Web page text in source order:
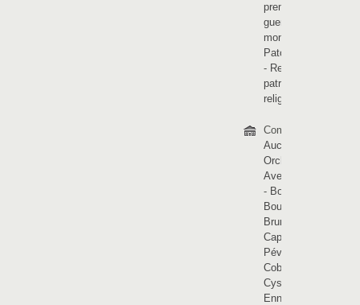
première
guerre
mondiale
Patois picard
- Religions et
patrimoine
religieux
Communes :
Auchy-lez-
Orchies
Avelin
- Bouvignies
Bouvines
Brunehaut
Cappelle-en-
Pévèle
Cobrieux
Cysoing
Ennevelin